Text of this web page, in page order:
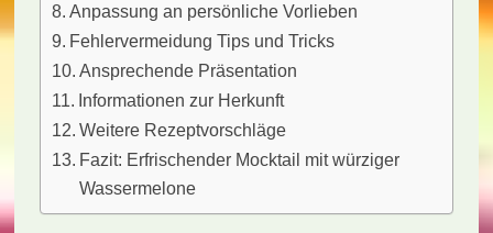
Anpassung an persönliche Vorlieben
Fehlervermeidung Tips und Tricks
Ansprechende Präsentation
Informationen zur Herkunft
Weitere Rezeptvorschläge
Fazit: Erfrischender Mocktail mit würziger
Wassermelone